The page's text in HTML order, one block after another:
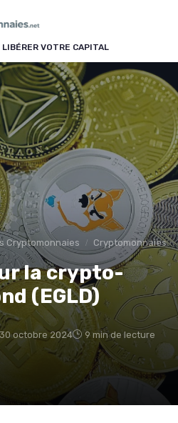
LIBÉRER VOTRE CAPITAL
Cryptomonnaies Cryptomonnaies
la crypto-
(EGLD)
30 octobre 2024 9 min de lecture